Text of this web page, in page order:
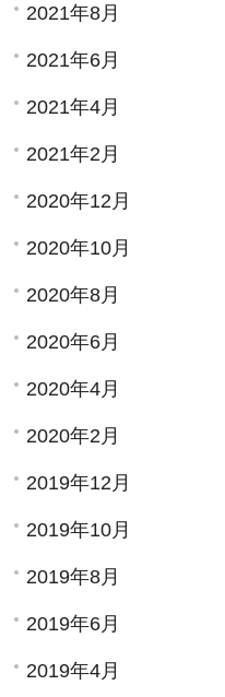
2021年8月
2021年6月
2021年4月
2021年2月
2020年12月
2020年10月
2020年8月
2020年6月
2020年4月
2020年2月
2019年12月
2019年10月
2019年8月
2019年6月
2019年4月